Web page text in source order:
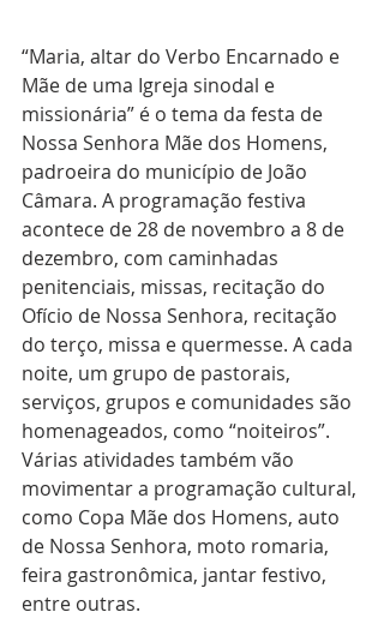
“Maria, altar do Verbo Encarnado e
Mãe de uma Igreja sinodal e
missionária” é o tema da festa de
Nossa Senhora Mãe dos Homens,
padroeira do município de João
Câmara. A programação festiva
acontece de 28 de novembro a 8 de
dezembro, com caminhadas
penitenciais, missas, recitação do
Ofício de Nossa Senhora, recitação
do terço, missa e quermesse. A cada
noite, um grupo de pastorais,
serviços, grupos e comunidades são
homenageados, como “noiteiros”.
Várias atividades também vão
movimentar a programação cultural,
como Copa Mãe dos Homens, auto
de Nossa Senhora, moto romaria,
feira gastronômica, jantar festivo,
entre outras.